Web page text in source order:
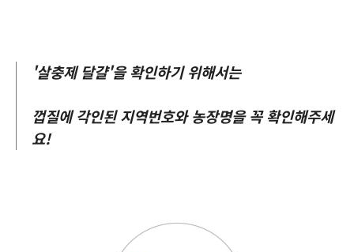
'살충제 달걀'을 확인하기 위해서는
껍질에 각인된 지역번호와 농장명을 꼭 확인해주세
요!